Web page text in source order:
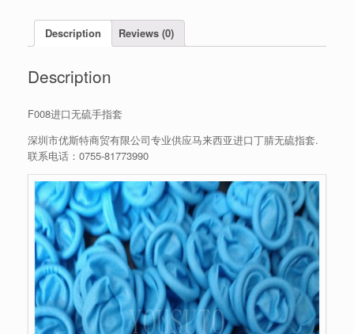
Description Reviews (0)
Description
F008进口无硫手指套
深圳市优斯特商贸有限公司专业供应马来西亚进口丁腈无硫指套.
联系电话： 0755-81773990